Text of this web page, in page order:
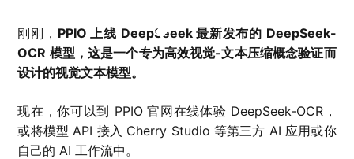
刚刚， PPIO 上线 DeepSeeek 最新发布的 DeepSeek-
OCR 模型，这是一个专为高效视觉-文本压缩概念验证而
设计的视觉文本模型。
现在，你可以到 PPIO 官网在线体验 DeepSeek-OCR，
或将模型 API 接入 Cherry Studio 等第三方 AI 应用或你
自己的 AI 工作流中。